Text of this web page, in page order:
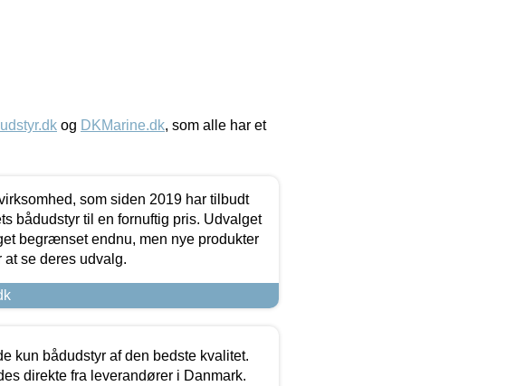
og DKMarine.dk, som alle har et
som siden 2019 har tilbudt
bådudstyr til en fornuftig pris. Udvalget
begrænset endnu, men nye produkter
at se deres udvalg.
kun bådudstyr af den bedste kvalitet.
direkte fra leverandører i Danmark.